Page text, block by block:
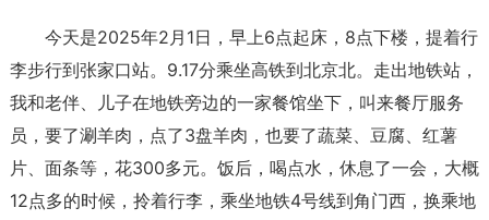
今天是2025年2月1日，早上6点起床，8点下楼，提着行
李步行到张家口站。9.17分乘坐高铁到北京北。走出地铁站，
我和老伴、儿子在地铁旁边的一家餐馆坐下，叫来餐厅服务
员，要了涮羊肉，点了3盘羊肉，也要了蔬菜、豆腐、红薯
片、面条等，花300多元。饭后，喝点水，休息了一会，大概
12点多的时候，拎着行李，乘坐地铁4号线到角门西，换乘地